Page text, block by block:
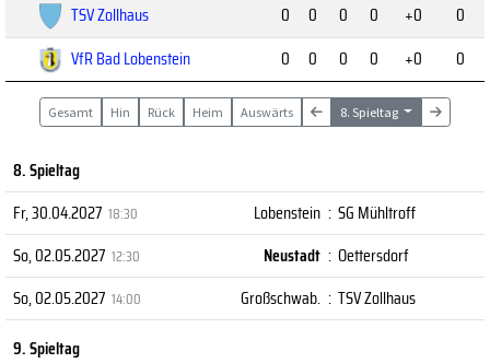
TSV Zollhaus
0 0 0 0 +0
0
VfR Bad Lobenstein
0 0 0 0 +0 0
Gesamt Hin Rück Heim Auswärts 8. Spieltag
8. Spieltag
Fr, 30.04.2027 18:30 Lobenstein : SG Mühltroff
So, 02.05.2027 12:30 Neustadt : Oettersdorf
So, 02.05.2027 14:00 Großschwab. : TSV Zollhaus
9. Spieltag